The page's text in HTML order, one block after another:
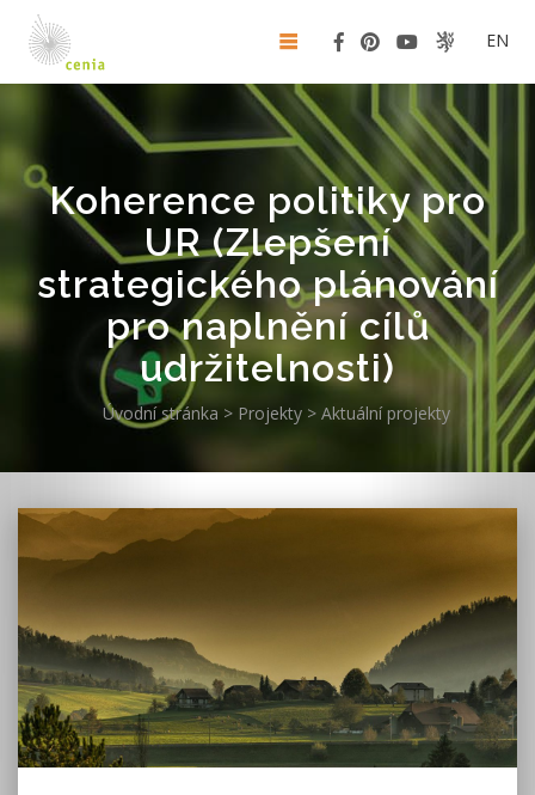
EN
Koherence politiky pro
UR (Zlepšení
strategického plánování
pro naplnění cílů
udržitelnosti)
Úvodní stránka > Projekty > Aktuální projekty